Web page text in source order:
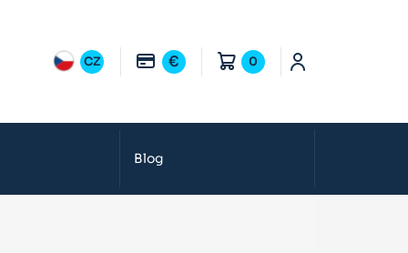
CZ € 0
Blog